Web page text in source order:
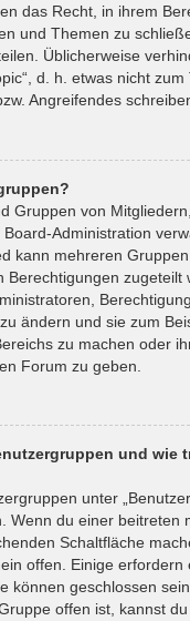
das Recht, in ihrem
und Themen zu
Üblicherweise
d. h. etwas nicht
Angreifendes
Gruppen von
Administration
kann mehreren
Berechtigungen zugeteilt
ändern und sie zum
zu machen oder
Forum zu geben.
und wie
unter
Wenn du einer beitreten
Schaltfläche
offen. Einige erfordern
können geschlossen
offen ist, kannst